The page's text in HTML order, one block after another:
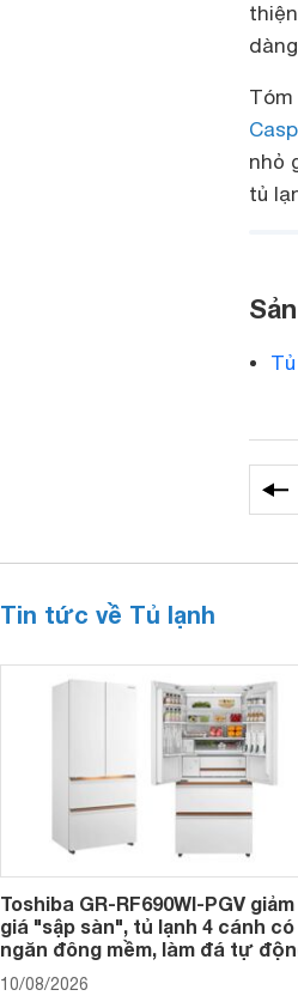
nhỏ
tủ
Tin tức về Tủ lạnh
Toshiba GR-RF690WI-PGV giảm
giá "sập sàn", tủ lạnh 4 cánh có
ngăn đông mềm, làm đá tự
10/08/2026